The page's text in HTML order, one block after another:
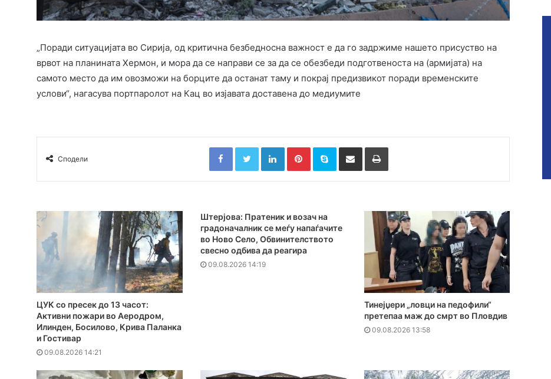
„Поради ситуацијата во Сирија, од критична безбедносна важност е да го задржиме нашето присуство на
врвот на планината Хермон, и мора да се направи се за да се обезбеди подготвеноста на (армијата) на
самото место да им овозможи на борците да останат таму и покрај предизвикот поради временските
услови“, нагасува портпаролот на Кац во изјавата доставена до медиумите
Сподели
FacebookTwitterLinkedInPinterestSkype Сподели преку Е-маил Испринтај
ЦУК со пресек до 13 часот:
Активни пожари во Аеродром,
Илинден, Босилово, Крива Паланка
и Гостивар
09.08.2026 14:21
Штерјова: Пратеник и возач на
градоначалник се меѓу напаѓачите
во Ново Село, Обвинителството
свесно одбива да реагира
09.08.2026 14:19
Тинејџери „ловци на педофили“
претепаа маж до смрт во Пловдив
09.08.2026 13:58